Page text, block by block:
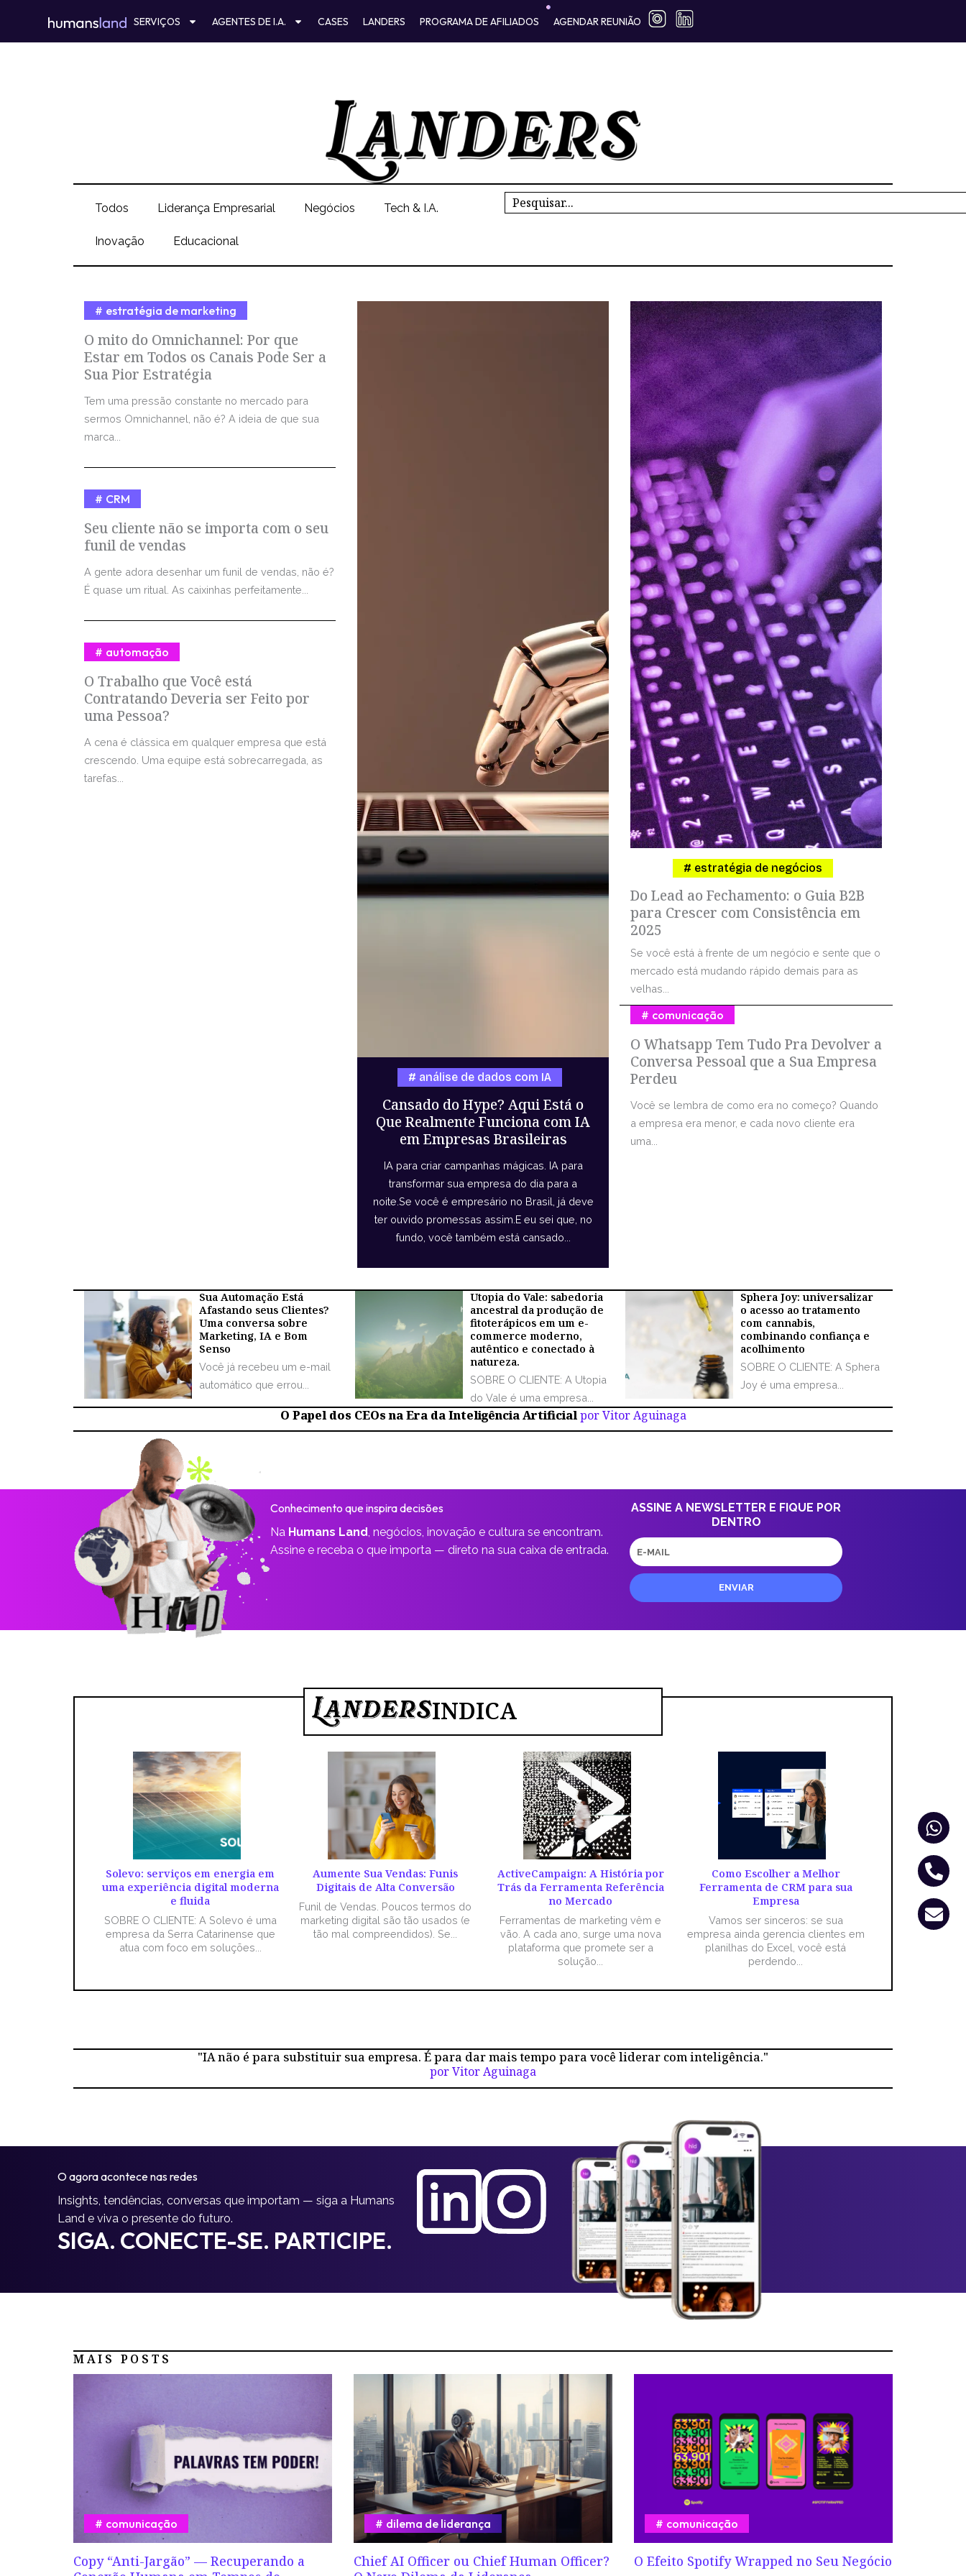
o
SERVIÇOS AGENTES DE I.A. CASES LANDERS PROGRAMA DE AFILIADOS AGENDAR REUNIÃO
Todos Liderança Empresarial Negócios Tech & I.A.
Inovação Educacional
Search
O mito do Omnichannel: Por que
Estar em Todos os Canais Pode Ser a
Sua Pior Estratégia
estratégia de marketing
Tem uma pressão constante no mercado para
sermos Omnichannel, não é? A ideia de que sua
marca...
Seu cliente não se importa com o seu
funil de vendas
CRM
A gente adora desenhar um funil de vendas, não é?
É quase um ritual. As caixinhas perfeitamente...
O Trabalho que Você está
Contratando Deveria ser Feito por
uma Pessoa?
automação
A cena é clássica em qualquer empresa que está
crescendo. Uma equipe está sobrecarregada, as
tarefas...
Cansado do Hype? Aqui Está o
Que Realmente Funciona com IA
em Empresas Brasileiras
análise de dados com IA
IA para criar campanhas mágicas. IA para
transformar sua empresa do dia para a
noite.Se você é empresário no Brasil, já deve
ter ouvido promessas assim.E eu sei que, no
fundo, você também está cansado...
Do Lead ao Fechamento: o Guia B2B
para Crescer com Consistência em
2025
estratégia de negócios
Se você está à frente de um negócio e sente que o
mercado está mudando rápido demais para as
velhas...
O Whatsapp Tem Tudo Pra Devolver a
Conversa Pessoal que a Sua Empresa
Perdeu
comunicação
Você se lembra de como era no começo? Quando
a empresa era menor, e cada novo cliente era
uma...
Sua Automação Está
Afastando seus Clientes?
Uma conversa sobre
Marketing, IA e Bom
Senso
Você já recebeu um e-mail
automático que errou...
Utopia do Vale: sabedoria
ancestral da produção de
fitoterápicos em um e-
commerce moderno,
autêntico e conectado à
natureza.
SOBRE O CLIENTE: A Utopia
do Vale é uma empresa...
Sphera Joy: universalizar
o acesso ao tratamento
com cannabis,
combinando confiança e
acolhimento
SOBRE O CLIENTE: A Sphera
Joy é uma empresa...
O Papel dos CEOs na Era da Inteligência Artificialpor Vitor Aguinaga
Conhecimento que inspira decisões
Na Humans Land, negócios, inovação e cultura se encontram.
Assine e receba o que importa — direto na sua caixa de entrada.
ASSINE A NEWSLETTER E FIQUE POR
DENTRO
E-
mail
ENVIAR
INDICA
Solevo: serviços em energia em
uma experiência digital moderna
e fluida
SOBRE O CLIENTE: A Solevo é uma
empresa da Serra Catarinense que
atua com foco em soluções...
Aumente Sua Vendas: Funis
Digitais de Alta Conversão
Funil de Vendas. Poucos termos do
marketing digital são tão usados (e
tão mal compreendidos). Se...
ActiveCampaign: A História por
Trás da Ferramenta Referência
no Mercado
Ferramentas de marketing vêm e
vão. A cada ano, surge uma nova
plataforma que promete ser a
solução...
Como Escolher a Melhor
Ferramenta de CRM para sua
Empresa
Vamos ser sinceros: se sua
empresa ainda gerencia clientes em
planilhas do Excel, você está
perdendo...
"IA não é para substituir sua empresa. É para dar mais tempo para você liderar com inteligência."
por Vitor Aguinaga
O agora acontece nas redes
Insights, tendências, conversas que importam — siga a Humans
Land e viva o presente do futuro.
SIGA. CONECTE-SE. PARTICIPE.
MAIS POSTS
Copy “Anti-Jargão” — Recuperando a
comunicação
Chief AI Officer ou Chief Human Officer?
dilema de liderança
O Efeito Spotify Wrapped no Seu Negócio
comunicação
alt